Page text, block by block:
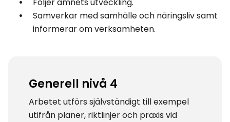
Samverkar med samhälle och näringsliv samt
informerar om verksamheten.
Generell nivå 4
Arbetet utförs självständigt till exempel
utifrån planer, riktlinjer och praxis vid